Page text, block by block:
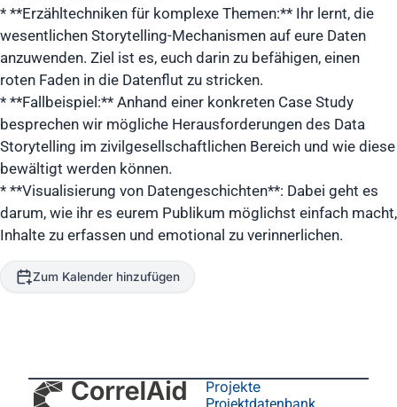
* **Erzähltechniken für komplexe Themen:** Ihr lernt, die
wesentlichen Storytelling-Mechanismen auf eure Daten
anzuwenden. Ziel ist es, euch darin zu befähigen, einen
roten Faden in die Datenflut zu stricken.
* **Fallbeispiel:** Anhand einer konkreten Case Study
besprechen wir mögliche Herausforderungen des Data
Storytelling im zivilgesellschaftlichen Bereich und wie diese
bewältigt werden können.
* **Visualisierung von Datengeschichten**: Dabei geht es
darum, wie ihr es eurem Publikum möglichst einfach macht,
Inhalte zu erfassen und emotional zu verinnerlichen.
Zum Kalender hinzufügen
Projekte